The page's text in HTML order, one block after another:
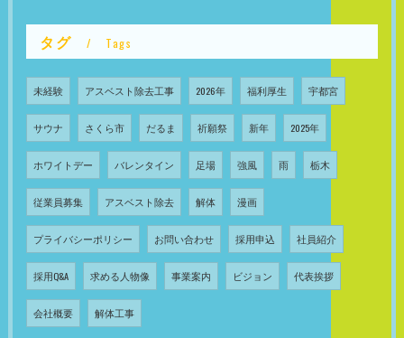
タグ Tags
未経験 アスベスト除去工事 2026年 福利厚生 宇都宮
サウナ さくら市 だるま 祈願祭 新年 2025年
ホワイトデー バレンタイン 足場 強風 雨 栃木
従業員募集 アスベスト除去 解体 漫画
プライバシーポリシー お問い合わせ 採用申込 社員紹介
採用Q&A 求める人物像 事業案内 ビジョン 代表挨拶
会社概要 解体工事